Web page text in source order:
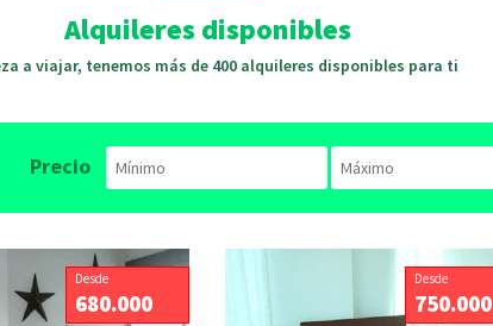
Alquileres disponibles
a viajar, tenemos más de 400 alquileres disponibles para ti
Precio
Desde
680.000
Desde
750.000